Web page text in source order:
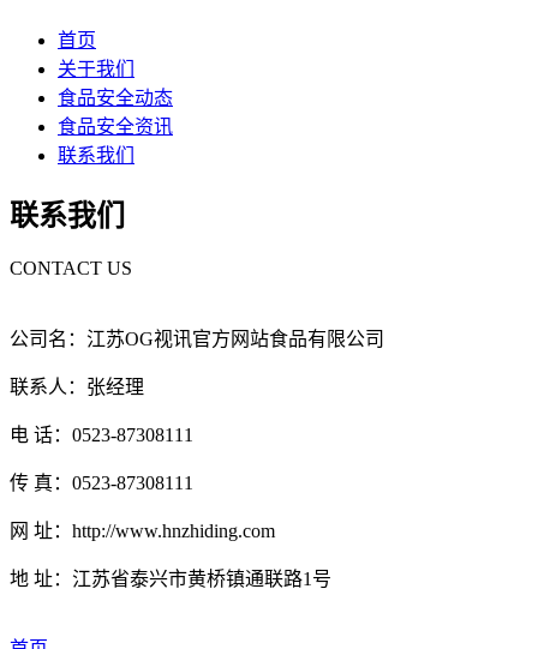
首页
关于我们
食品安全动态
食品安全资讯
联系我们
联系我们
CONTACT US
公司名：江苏OG视讯官方网站食品有限公司
联系人：张经理
电 话：0523-87308111
传 真：0523-87308111
网 址：http://www.hnzhiding.com
地 址：江苏省泰兴市黄桥镇通联路1号